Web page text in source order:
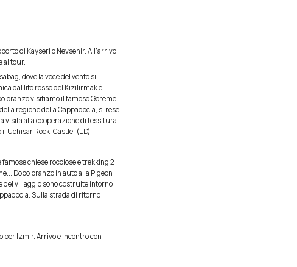
di Kayseri o Nevsehir. All'arrivo
al tour.
dove la voce del vento si
dal lito rosso del Kizilirmak è
pranzo visitiamo il famoso Goreme
regione della Cappadocia, si rese
visita alla cooperazione di tessitura
Uchisar Rock-Castle. (L D)
chiese rocciose e trekking 2
Dopo pranzo in auto alla Pigeon
del villaggio sono costruite intorno
Sulla strada di ritorno
per Izmir. Arrivo e incontro con